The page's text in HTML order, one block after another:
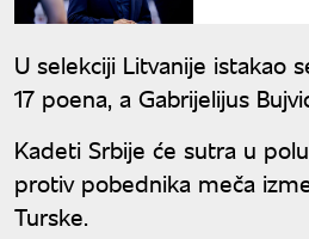
U selekciji Litvanije istakao
17 poena, a Gabrijelijus
Kadeti Srbije će sutra u
protiv pobednika meča
Turske.